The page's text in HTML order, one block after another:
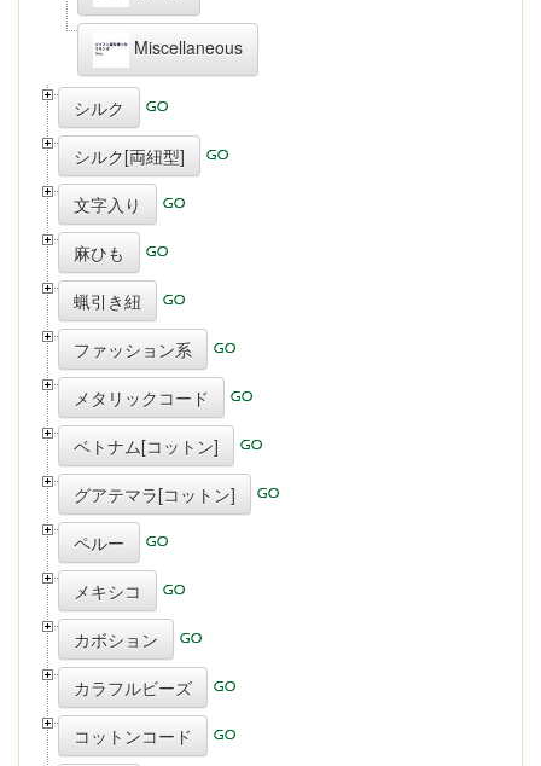
Miscellaneous
シルク
シルク[両紐型]
文字入り
麻ひも
蝋引き紐
ファッション系
メタリックコード
ベトナム[コットン]
グアテマラ[コットン]
ペルー
メキシコ
カボション
カラフルビーズ
コットンコード